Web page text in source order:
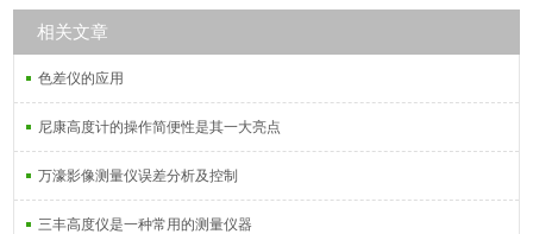
相关文章
色差仪的应用
尼康高度计的操作简便性是其一大亮点
万濠影像测量仪误差分析及控制
三丰高度仪是一种常用的测量仪器